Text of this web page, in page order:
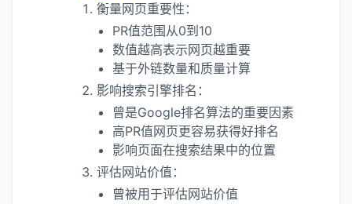
衡量网页重要性：
PR值范围从0到10
数值越高表示网页越重要
基于外链数量和质量计算
影响搜索引擎排名：
曾是Google排名算法的重要因素
高PR值网页更容易获得好排名
影响页面在搜索结果中的位置
评估网站价值：
曾被用于评估网站价值